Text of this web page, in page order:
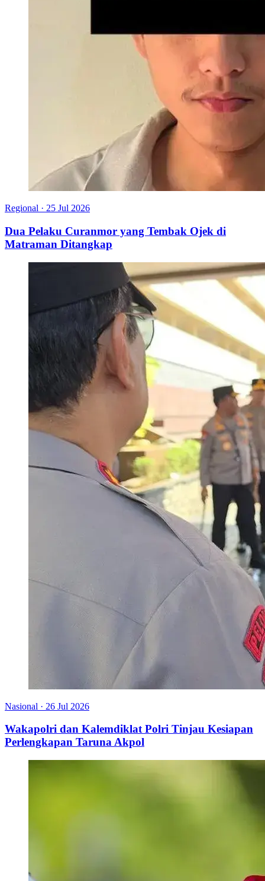
Regional · 25 Jul 2026
Dua Pelaku Curanmor yang Tembak Ojek di
Matraman Ditangkap
Nasional · 26 Jul 2026
Wakapolri dan Kalemdiklat Polri Tinjau Kesiapan
Perlengkapan Taruna Akpol